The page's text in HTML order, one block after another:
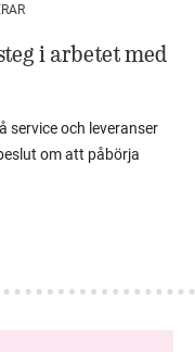
i arbetet med
service och leveranser
om att påbörja